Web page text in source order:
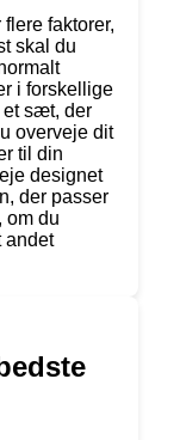
faktorer,
skal du
i forskellige
et sæt, der
overveje dit
til din
designet
der passer
om du
andet